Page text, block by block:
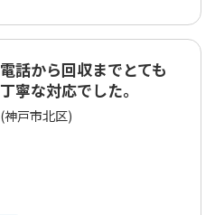
電話から回収までとても
丁寧な対応でした。
(神戸市北区)